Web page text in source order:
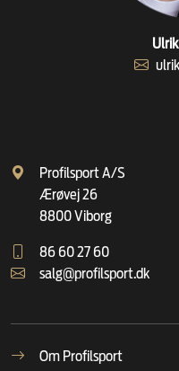
Profilsport A/S
Ærøvej 26
8800 Viborg
86 60 27 60
salg@profilsport.dk
Om Profilsport